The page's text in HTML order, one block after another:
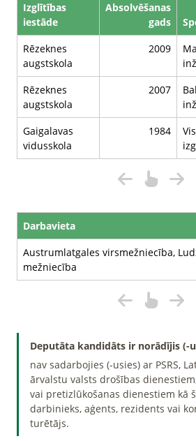
Izglītības
iestāde
Absolvēšanas
gads
Rēzeknes
augstskola
2009
Rēzeknes
augstskola
2007
Gaigalavas
vidusskola
1984
Darbavieta
Austrumlatgales virsmežniecība,
mežniecība
Deputāta kandidāts ir norādījis (-
nav sadarbojies (-usies) ar PSRS,
ārvalstu valsts drošības
vai pretizlūkošanas dienestiem kā
darbinieks, aģents, rezidents vai
turētājs.